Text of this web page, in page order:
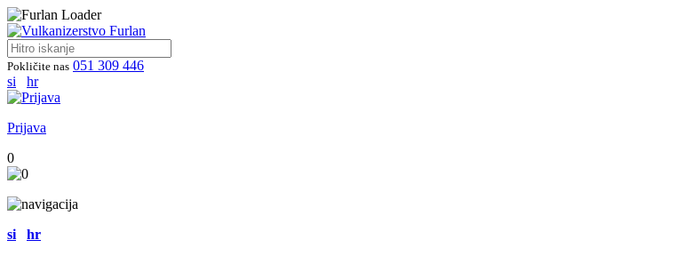
Pokličite nas 051 309 446
si
hr
Prijava
0
si hr